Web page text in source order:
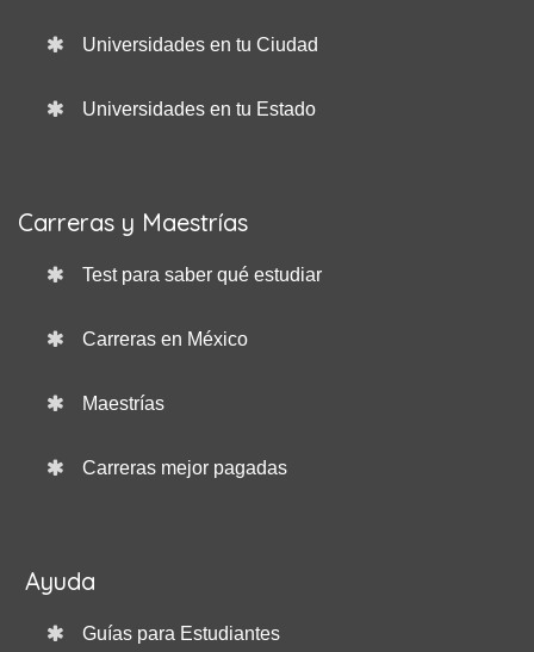
Universidades en tu Ciudad
Universidades en tu Estado
Carreras y Maestrías
Test para saber qué estudiar
Carreras en México
Maestrías
Carreras mejor pagadas
Ayuda
Guías para Estudiantes